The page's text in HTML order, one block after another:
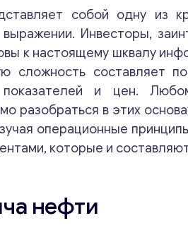
собой одну из
Инвесторы,
к настоящему шквалу
сложность составляет
показателей и цен.
разобраться в этих
операционные
которые и
нефти